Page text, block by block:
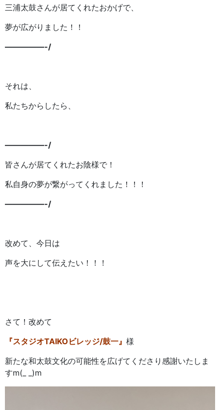
三浦太鼓さんが居てくれたおかげで、
夢が広がりました！！
—————-/
それは、
私たちからしたら、
—————-/
皆さんが居てくれたお陰様で！
私自身の夢が繋がってくれました！！！
—————-/
改めて、今日は
声を大にして伝えたい！！！
さて！改めて
『スタジオTAIKOビレッジ/鼓一』 様
新たな和太鼓文化の可能性を広げてくださり感謝いたしま
すm(_ _)m